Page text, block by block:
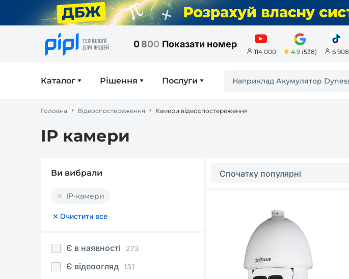
0800 Показати номер
114 000 4.9(538) 6 908
Каталог Рішення Послуги
Головна Відеоспостереження Камери відеоспостереження
IP камери
Ви вибрали
IP-камери
Очистити все
Є в наявності 273
Є відеоогляд 131
Спочатку популярні